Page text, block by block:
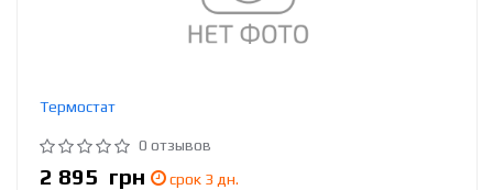
Термостат
0 отзывов
2 895 грн
срок 3 дн.